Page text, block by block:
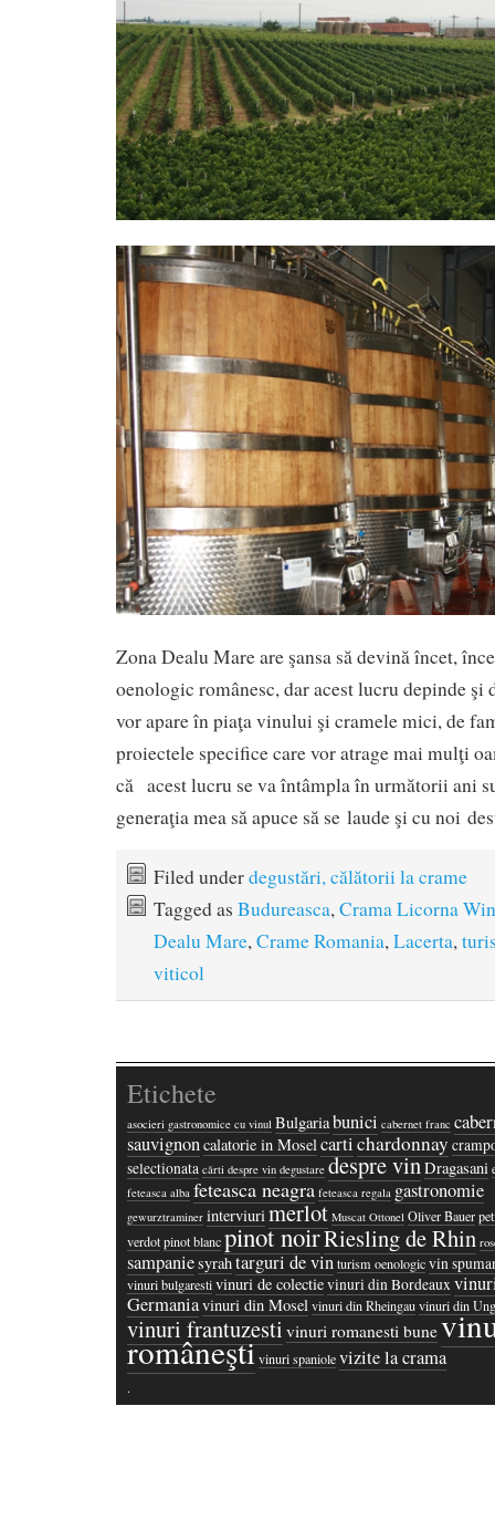
Zona Dealu Mare are şansa să devină încet,
oenologic românesc, dar acest lucru depinde şi
vor apare în piaţa vinului şi cramele mici, de
proiectele specifice care vor atrage mai mulţi
că acest lucru se va întâmpla în următorii ani
generaţia mea să apuce să se laude şi cu noi
Filed underdegustări, călătorii la crame
Tagged as Budureasca,Crama Licorna
Dealu Mare,Crame Romania,Lacerta,
viticol
Etichete
asocieri gastronomice cu vinul Bulgariabunici cabernet franc
sauvignoncalatorie in Mosel cartichardonnay
selectionata cărti despre vin degustare despre vinDragasani
feteasca alba feteasca neagra feteasca regala gastronomie
gewurztraminer interviuri merlot Muscat Ottonel Oliver Bauer
verdotpinot blancpinot noirRiesling de Rhin
sampaniesyrahtarguri de vinturism oenologicvin
vinuri bulgarestivinuri de colectievinuri din Bordeaux
Germaniavinuri din Mosel vinuri din Rheingauvinuri din
vinuri frantuzesti vinuri romanesti bune
româneştivinuri spaniolevizite la crama
·